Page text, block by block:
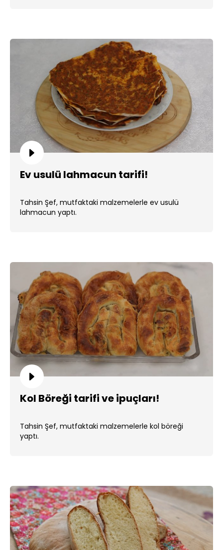
Ev usulü lahmacun tarifi!
Tahsin Şef, mutfaktaki malzemelerle ev usulü
lahmacun yaptı.
Kol Böreği tarifi ve ipuçları!
Tahsin Şef, mutfaktaki malzemelerle kol böreği
yaptı.